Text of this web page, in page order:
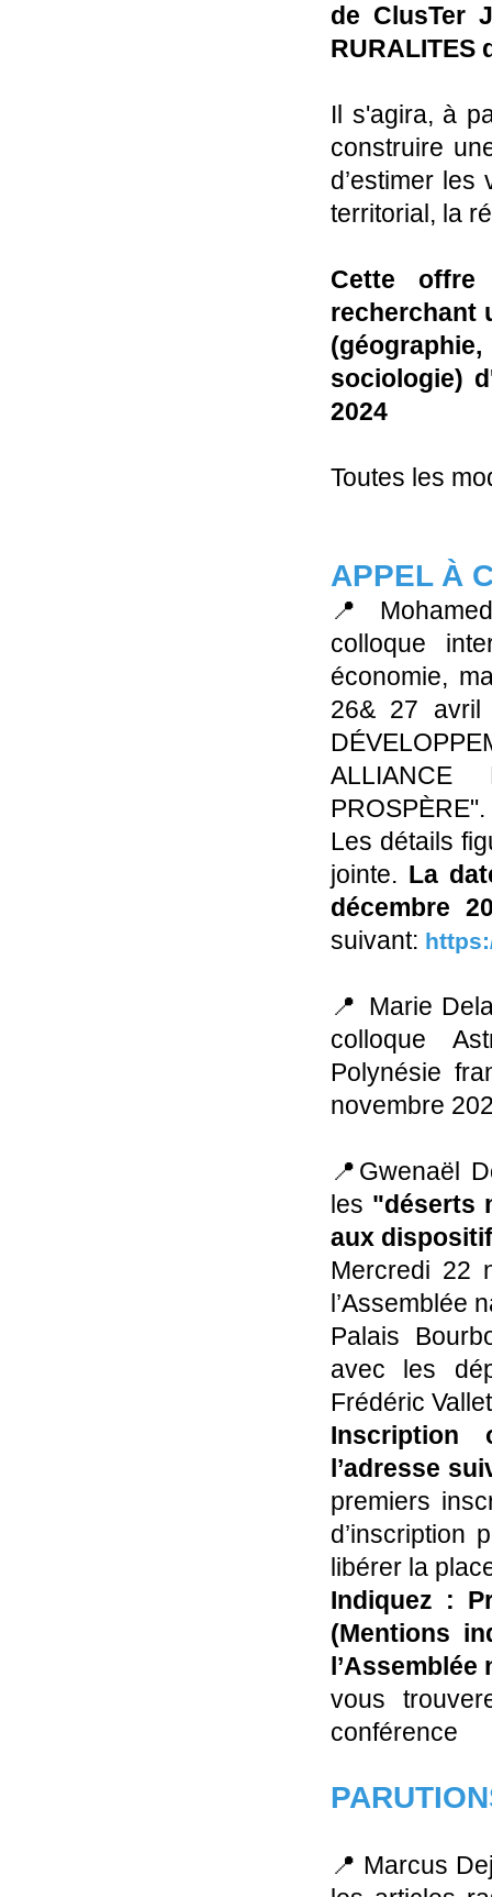
de ClusTer
RURALITES
Il s'agira, à
construire
d’estimer les
territorial, la
Cette
recherchant
sociologie)
2024
Toutes les
APPEL À
📍
colloque
économie,
26& 27 avril
ALLIANCE
PROSPÈRE".
Les détails
jointe. La
décembre
suivant:
📍 Marie
colloque
Polynésie
novembre
📍Gwenaël
les "déserts
aux
Mercredi 22
l’Assemblée
Palais
avec les
Frédéric
Inscription
l’adresse
premiers
d’inscription
libérer la
Indiquez :
(Mentions
vous
conférence
📍 Marcus